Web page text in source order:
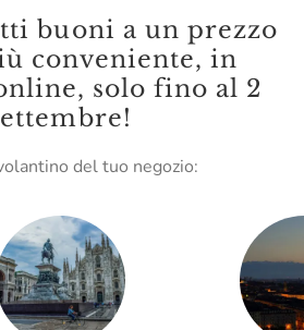
buoni a un prezzo
conveniente, in
solo fino al 2
del tuo negozio: